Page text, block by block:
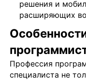
решения и
расширяющих
Профессия
специалиста не